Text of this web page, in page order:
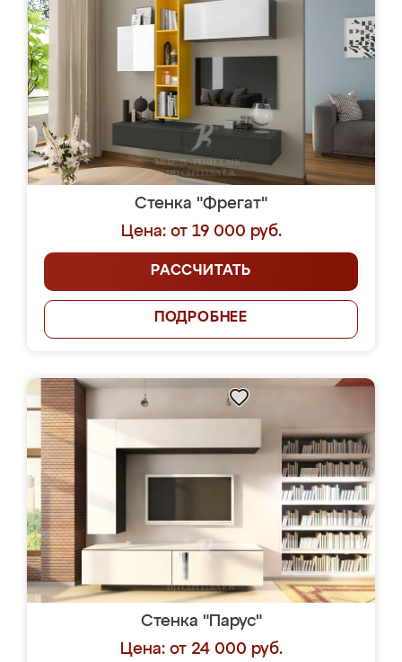
Стенка "Фрегат"
Цена: от 19 000 руб.
РАССЧИТАТЬ
ПОДРОБНЕЕ
Стенка "Парус"
Цена: от 24 000 руб.